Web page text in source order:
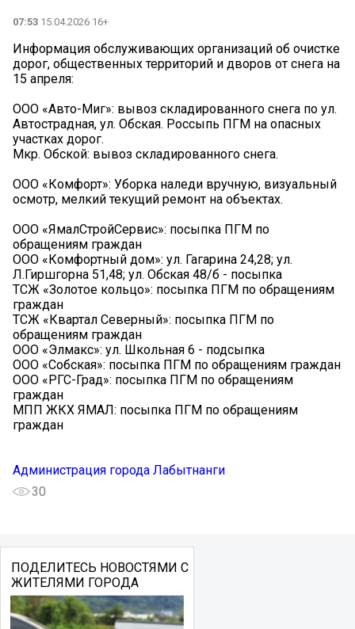
07:53 15.04.2026 16+
Информация обслуживающих организаций об очистке
дорог, общественных территорий и дворов от снега на
15 апреля:
ООО «Авто-Миг»: вывоз складированного снегa по ул.
Автострадная, ул. Обская. Россыпь ПГМ на опасных
участках дорог.
Мкр. Обской: вывоз складированного снега.
ООО «Комфорт»: Уборка наледи вручную, визуальный
осмотр, мелкий текущий ремонт на объектах.
ООО «ЯмалСтройСервис»: посыпка ПГМ по
обращениям граждан
ООО «Комфортный дом»: ул. Гагарина 24,28; ул.
Л.Гиршгорна 51,48; ул. Обская 48/б - посыпка
ТСЖ «Золотое кольцо»: посыпка ПГМ по обращениям
граждан
ТСЖ «Квартал Северный»: посыпка ПГМ по
обращениям граждан
ООО «Элмакс»: ул. Школьная 6 - подсыпка
ООО «Собская»: посыпка ПГМ по обращениям граждан
ООО «РГС-Град»: посыпка ПГМ по обращениям
граждан
МПП ЖКХ ЯМАЛ: посыпка ПГМ по обращениям
граждан
Администрация города Лабытнанги
30
ПОДЕЛИТЕСЬ НОВОСТЯМИ С
ЖИТЕЛЯМИ ГОРОДА